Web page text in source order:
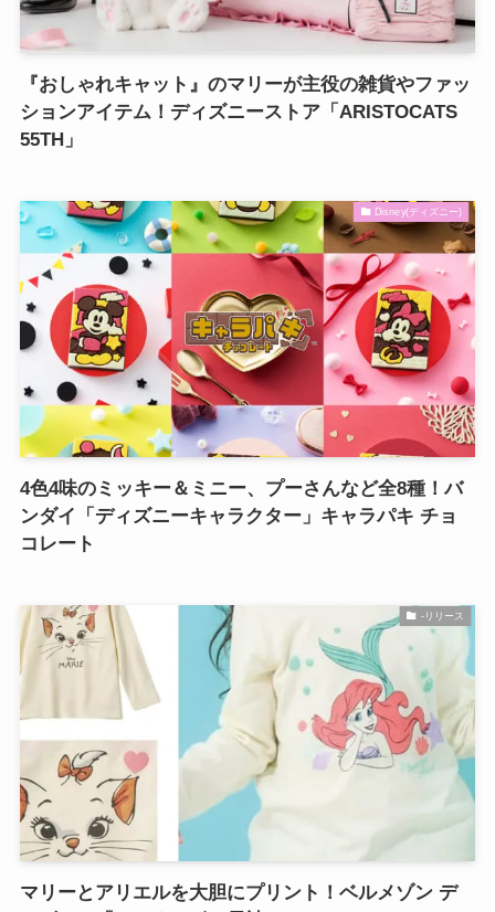
『おしゃれキャット』のマリーが主役の雑貨やファッ
ションアイテム！ディズニーストア「ARISTOCATS
55TH」
Disney(ディズニー)
4色4味のミッキー＆ミニー、プーさんなど全8種！バ
ンダイ「ディズニーキャラクター」キャラパキ チョ
コレート
-リリース
マリーとアリエルを大胆にプリント！ベルメゾン デ